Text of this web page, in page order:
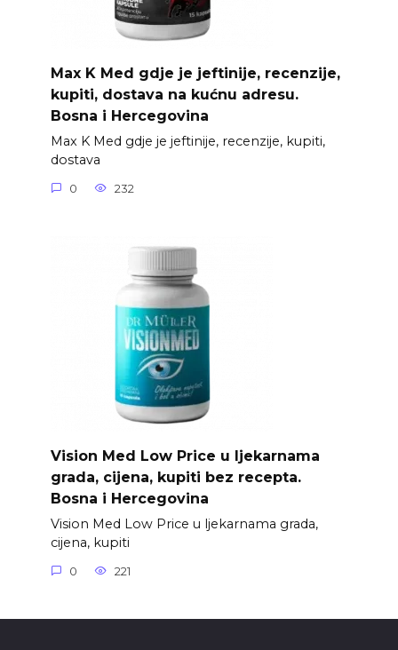
Max K Med gdje je jeftinije, recenzije,
kupiti, dostava na kućnu adresu.
Bosna i Hercegovina
Max K Med gdje je jeftinije, recenzije, kupiti,
dostava
0 232
Vision Med Low Price u ljekarnama
grada, cijena, kupiti bez recepta.
Bosna i Hercegovina
Vision Med Low Price u ljekarnama grada,
cijena, kupiti
0 221